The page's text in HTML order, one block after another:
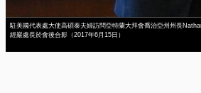
駐美國代表處大使高碩泰夫婦訪問亞特蘭大拜會喬治亞州州長
經巖處長於會後合影（2017年6月15日）